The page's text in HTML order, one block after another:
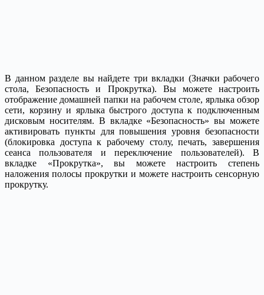
В данном разделе вы найдете три вкладки (Значки рабочего
стола, Безопасность и Прокрутка). Вы можете настроить
отображение домашней папки на рабочем столе, ярлыка обзор
сети, корзину и ярлыка быстрого доступа к подключенным
дисковым носителям. В вкладке «Безопасность» вы можете
активировать пункты для повышения уровня безопасности
(блокировка доступа к рабочему столу, печать, завершения
сеанса пользователя и переключение пользователей). В
вкладке «Прокрутка», вы можете настроить степень
наложения полосы прокрутки и можете настроить сенсорную
прокрутку.